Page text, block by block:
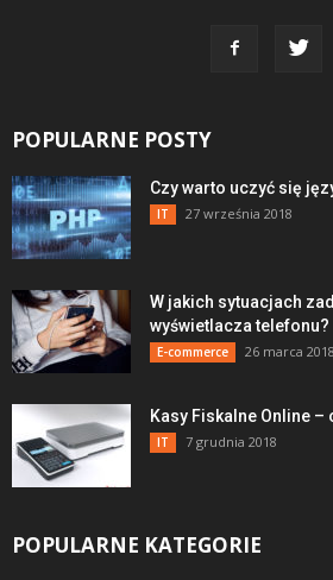
POPULARNE POSTY
Czy warto uczyć się
IT 27 września 2018
W jakich sytuacjach
wyświetlacza telefonu?
E-commerce 26 marca 2018
Kasy Fiskalne Online
IT 7 grudnia 2018
POPULARNE KATEGORIE